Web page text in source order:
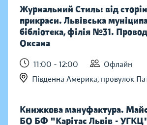
Журнальний Стиль: від
прикраси. Львівська
бібліотека, філія №31.
Оксана
11:00 - 12:00
Офлайн
Південна Америка, провулок
Книжкова мануфактура.
БО БФ "Карітас Львів -